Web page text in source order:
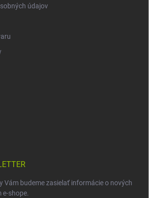
údajov
Vám budeme zasielať informácie o nových
shope.